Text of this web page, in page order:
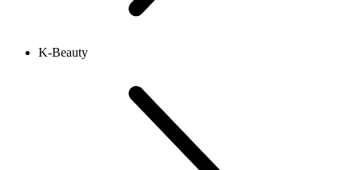
K-Beauty